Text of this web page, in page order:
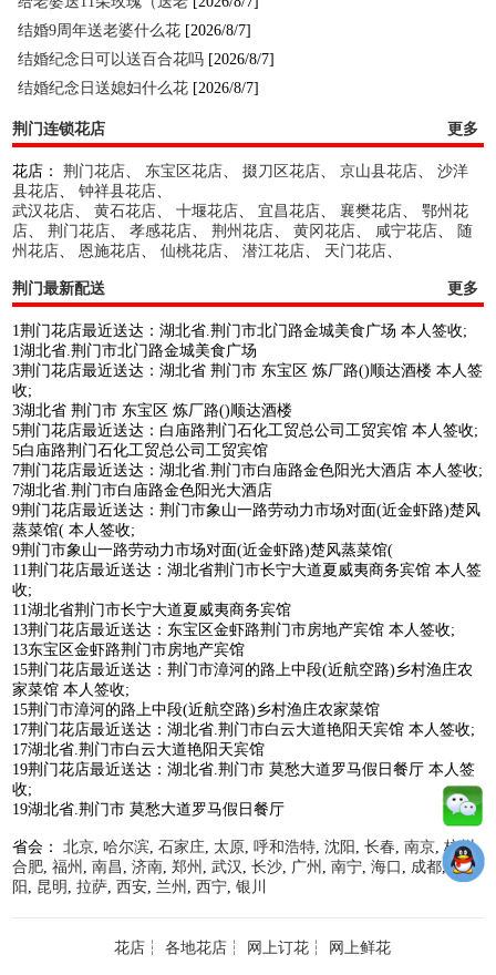
结婚9周年送老婆什么花 [2026/8/7]
结婚纪念日可以送百合花吗 [2026/8/7]
结婚纪念日送媳妇什么花 [2026/8/7]
荆门连锁花店 更多
花店：荆门花店、 东宝区花店、掇刀区花店、京山县花店、沙洋
县花店、钟祥县花店、
武汉花店、黄石花店、十堰花店、宜昌花店、襄樊花店、鄂州花
店、荆门花店、孝感花店、荆州花店、黄冈花店、 咸宁花店、
随
州花店、恩施花店、仙桃花店、潜江花店、 天门花店、
荆门最新配送 更多
1荆门花店最近送达：湖北省.荆门市北门路金城美食广场 本人签收;
1湖北省.荆门市北门路金城美食广场
3荆门花店最近送达：湖北省 荆门市 东宝区 炼厂路()顺达酒楼 本人签
收;
3湖北省 荆门市 东宝区 炼厂路()顺达酒楼
5荆门花店最近送达：白庙路荆门石化工贸总公司工贸宾馆 本人签收;
5白庙路荆门石化工贸总公司工贸宾馆
7荆门花店最近送达：湖北省.荆门市白庙路金色阳光大酒店 本人签收;
7湖北省.荆门市白庙路金色阳光大酒店
9荆门花店最近送达：荆门市象山一路劳动力市场对面(近金虾路)楚风
蒸菜馆( 本人签收;
9荆门市象山一路劳动力市场对面(近金虾路)楚风蒸菜馆(
11荆门花店最近送达：湖北省荆门市长宁大道夏威夷商务宾馆 本人签
收;
11湖北省荆门市长宁大道夏威夷商务宾馆
13荆门花店最近送达：东宝区金虾路荆门市房地产宾馆 本人签收;
13东宝区金虾路荆门市房地产宾馆
15荆门花店最近送达：荆门市漳河的路上中段(近航空路)乡村渔庄农
家菜馆 本人签收;
15荆门市漳河的路上中段(近航空路)乡村渔庄农家菜馆
17荆门花店最近送达：湖北省.荆门市白云大道艳阳天宾馆 本人签收;
17湖北省.荆门市白云大道艳阳天宾馆
19荆门花店最近送达：湖北省.荆门市 莫愁大道罗马假日餐厅 本人签
收;
19湖北省.荆门市 莫愁大道罗马假日餐厅
省会：北京, 哈尔滨,石家庄, 太原,呼和浩特,沈阳 ,长春,南京,杭州,
合肥,福州 ,南昌 ,济南,郑州 ,武汉 ,长沙, 广州 ,南宁,海口 , 成都,贵
阳 , 昆明 ,拉萨,西安, 兰州 ,西宁,银川
花店 ┆ 各地花店 ┆ 网上订花 ┆ 网上鲜花